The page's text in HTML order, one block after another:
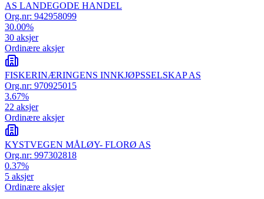
AS LANDEGODE HANDEL
Org.nr: 942958099
30.00%
30 aksjer
Ordinære aksjer
FISKERINÆRINGENS INNKJØPSSELSKAP AS
Org.nr: 970925015
3.67%
22 aksjer
Ordinære aksjer
KYSTVEGEN MÅLØY- FLORØ AS
Org.nr: 997302818
0.37%
5 aksjer
Ordinære aksjer